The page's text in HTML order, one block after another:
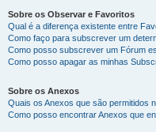
Sobre os Observar e Favoritos
Qual é a diferença existente entre
Como faço para subscrever um
Como posso subscrever um Fórum
Como posso apagar as minhas
Sobre os Anexos
Quais os Anexos que são permitidos
Como posso encontrar Anexos que